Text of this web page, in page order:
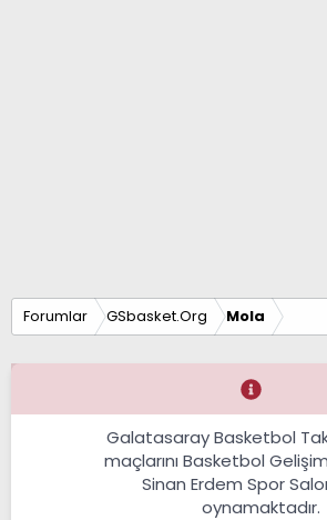
Forumlar GSbasket.Org Mola
Galatasaray Basketbol
maçlarını Basketbol
Sinan Erdem Spor
oynamaktadır.